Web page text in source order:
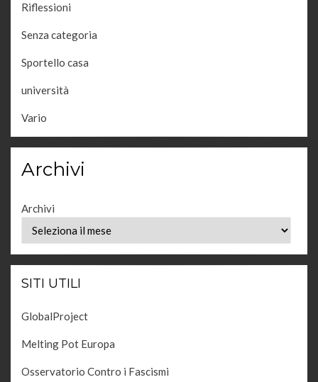
Riflessioni
Senza categoria
Sportello casa
università
Vario
Archivi
Archivi
SITI UTILI
GlobalProject
Melting Pot Europa
Osservatorio Contro i Fascismi